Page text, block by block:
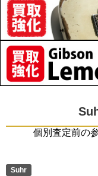
個別査定前の
Suhr